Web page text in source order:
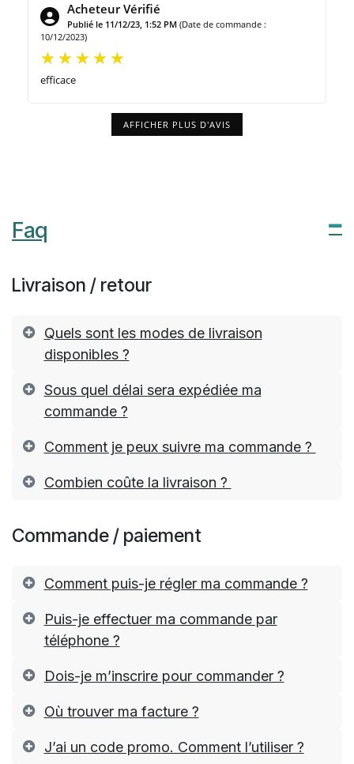
Acheteur Vérifié
Publié le 11/12/23, 1:52 PM (Date de commande :
10/12/2023)
efficace
AFFICHER PLUS D'AVIS
Faq
Livraison / retour
Quels sont les modes de livraison
disponibles ?
Sous quel délai sera expédiée ma
commande ?
Comment je peux suivre ma commande ?
Combien coûte la livraison ?
Commande / paiement
Comment puis-je régler ma commande ?
Puis-je effectuer ma commande par
téléphone ?
Dois-je m’inscrire pour commander ?
Où trouver ma facture ?
J’ai un code promo. Comment l’utiliser ?